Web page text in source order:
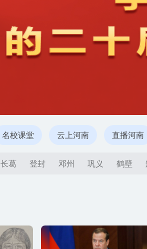
名校课堂 云上河南 直播河南
长葛 登封 邓州 巩义 鹤壁